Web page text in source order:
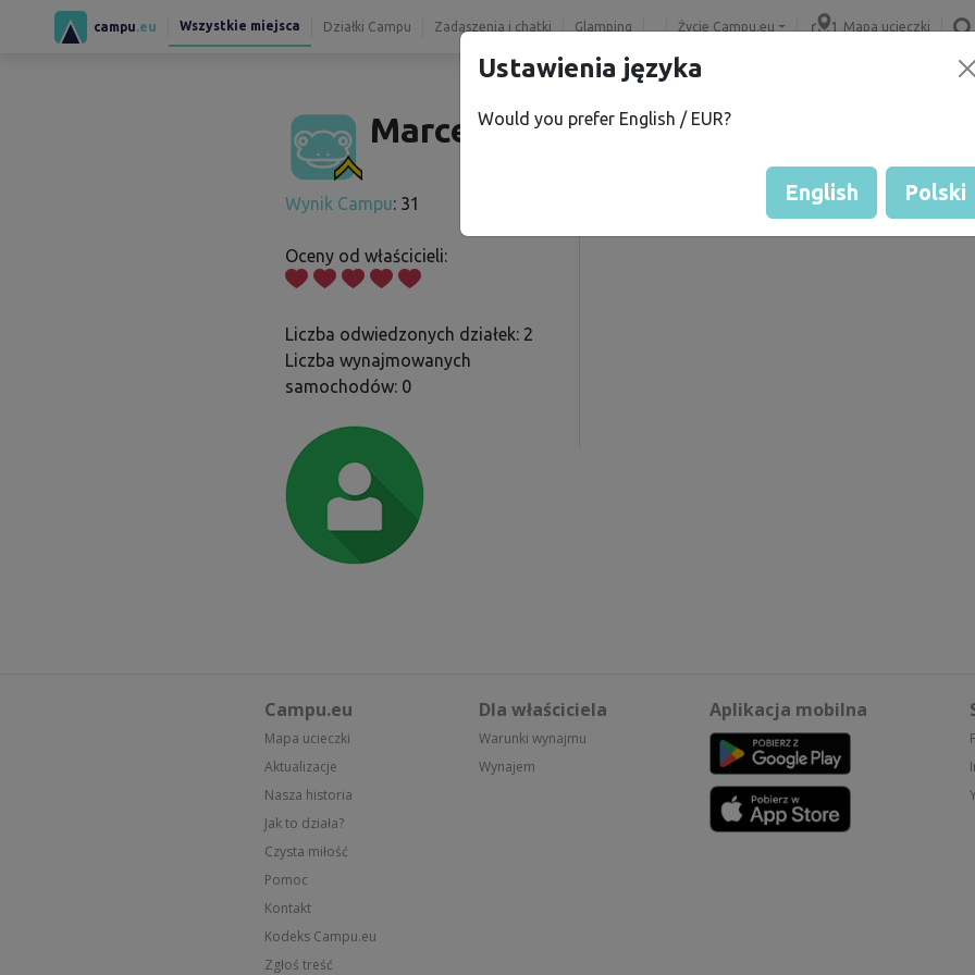
campu .eu Wszystkie miejsca Działki Campu Zadaszenia i chatki Glamping Życie Campu.eu Mapa ucieczki
Marcel S.
Wynik Campu: 31
Oceny od właścicieli:
Liczba odwiedzonych działek: 2
Liczba wynajmowanych
samochodów: 0
Campu.eu
Mapa ucieczki
Aktualizacje
Nasza historia
Jak to działa?
Czysta miłość
Pomoc
Kontakt
Kodeks Campu.eu
Zgłoś treść
Dla właściciela
Warunki wynajmu
Wynajem
Aplikacja mobilna
Ustawienia języka
Would you prefer English / EUR?
English Polski